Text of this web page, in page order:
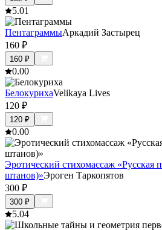
5.01
ПентаграммыАркадий Застырец
160 ₽
160 ₽
0.00
БелокурихаVelikaya Lives
120 ₽
120 ₽
0.00
Эротический стихомассаж «Русская
штанов)»Эроген Таркопятов
300 ₽
300 ₽
5.04